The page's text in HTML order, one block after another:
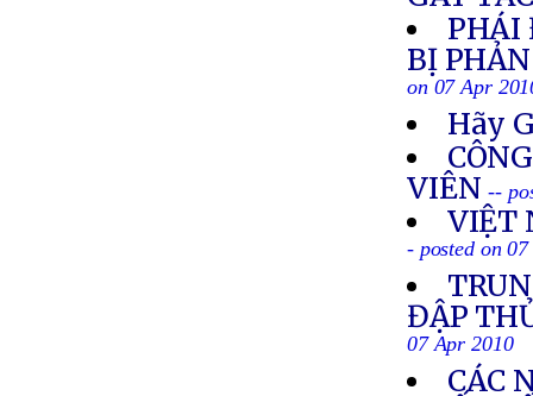
PHÁI
BỊ
on 07 Apr
Hãy
VIÊN --
VIỆT
- posted on
ĐẬP
07 Apr 2010
CÁC